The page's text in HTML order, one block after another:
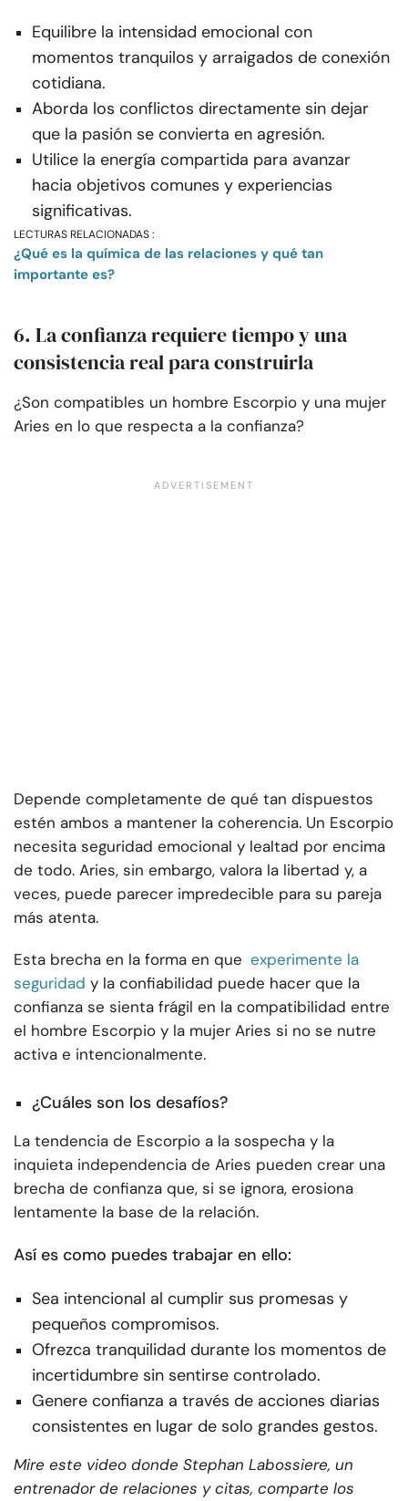
Equilibre la intensidad emocional con
momentos tranquilos y arraigados de conexión
cotidiana.
Aborda los conflictos directamente sin dejar
que la pasión se convierta en agresión.
Utilice la energía compartida para avanzar
hacia objetivos comunes y experiencias
significativas.
LECTURAS RELACIONADAS :
¿Qué es la química de las relaciones y qué tan
importante es?
6. La confianza requiere tiempo y una
consistencia real para construirla
¿Son compatibles un hombre Escorpio y una mujer
Aries en lo que respecta a la confianza?
Depende completamente de qué tan dispuestos
estén ambos a mantener la coherencia. Un Escorpio
necesita seguridad emocional y lealtad por encima
de todo. Aries, sin embargo, valora la libertad y, a
veces, puede parecer impredecible para su pareja
más atenta.
Esta brecha en la forma en que experimente la
seguridad y la confiabilidad puede hacer que la
confianza se sienta frágil en la compatibilidad entre
el hombre Escorpio y la mujer Aries si no se nutre
activa e intencionalmente.
¿Cuáles son los desafíos?
La tendencia de Escorpio a la sospecha y la
inquieta independencia de Aries pueden crear una
brecha de confianza que, si se ignora, erosiona
lentamente la base de la relación.
Así es como puedes trabajar en ello:
Sea intencional al cumplir sus promesas y
pequeños compromisos.
Ofrezca tranquilidad durante los momentos de
incertidumbre sin sentirse controlado.
Genere confianza a través de acciones diarias
consistentes en lugar de solo grandes gestos.
Mire este video donde Stephan Labossiere, un
entrenador de relaciones y citas, comparte los